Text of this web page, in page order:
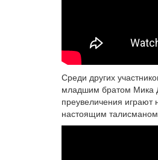
Среди других
младшим братом Мика
преувеличения играют
настоящим